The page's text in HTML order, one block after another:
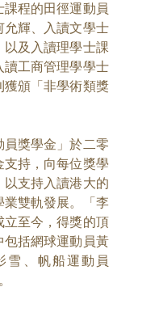
程的田徑運動員
輝、入讀文學士
及入讀理學士課
工商管理學學士
頒「非學術類獎
員獎學金」於二零
持，向每位獎學
支持入讀港大的
雙軌發展。「李
至今，得獎的頂
包括網球運動員黃
雪、帆船運動員